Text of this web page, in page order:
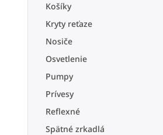
Košíky
Kryty reťaze
Nosiče
Osvetlenie
Pumpy
Prívesy
Reflexné
Spätné zrkadlá